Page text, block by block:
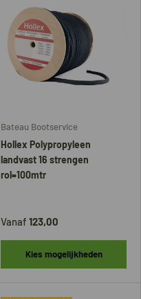
Bateau Bootservice
Hollex Polypropyleen
landvast 16 strengen
rol=100mtr
Vanaf 123,00
Kies mogelijkheden